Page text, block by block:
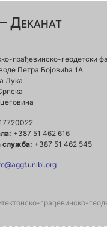
Деканат
грађевинско-геодетски
Петра Бојовића 1A
Лука
+387 51 462 616
служба: +387 51 462 545
грађевинско-